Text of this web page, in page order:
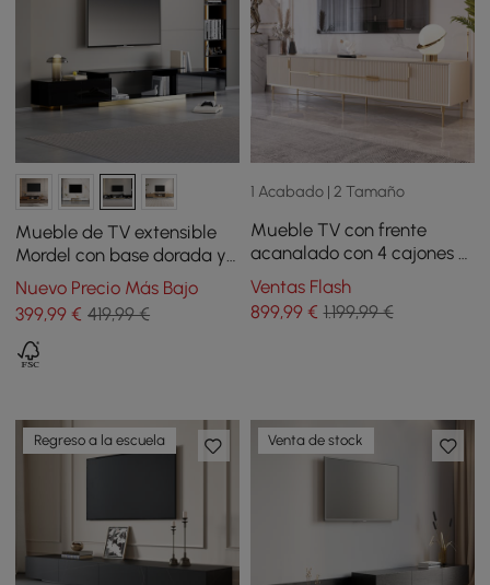
Mueble de TV extensible
Mordel con base dorada y
almacenamiento (63"-95")
Nuevo Precio Más Bajo
399,99 € 419,99 €
1 Acabado | 2 Tamaño
Mueble TV con frente
acanalado con 4 cajones y
2 puertas de 220 cm en
color blanquecino
Ventas Flash
899,99€ 1.199,99 €
Regreso a la escuela Venta de stock